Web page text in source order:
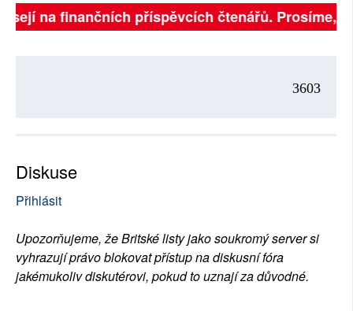
na finančních příspěvcích čtenářů. Prosíme,
3603
Diskuse
Přihlásit
Upozorňujeme, že Britské listy jako soukromý server si
vyhrazují právo blokovat přístup na diskusní fóra
jakémukoliv diskutérovi, pokud to uznají za důvodné.